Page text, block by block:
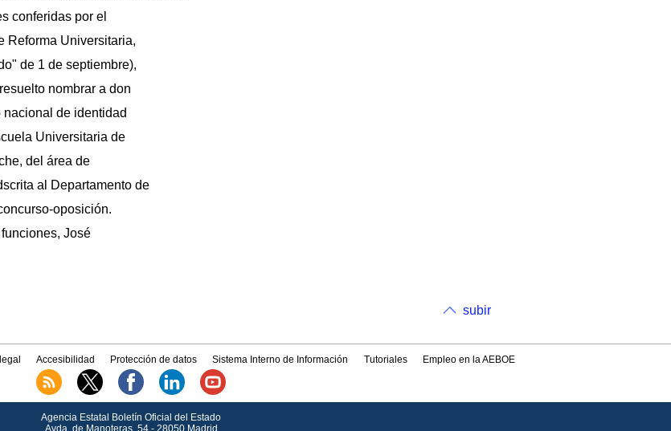
conferidas por el
Reforma Universitaria,
de 1 de septiembre),
nombrar a don
de identidad
Universitaria de
del área de
al Departamento de
oposición.
José
subir
Accesibilidad Protección de datos Sistema Interno de Información Tutoriales Empleo en la AEBOE
Agencia Estatal Boletín Oficial del Estado
Avda. de Manoteras, 54 - 28050 Madrid